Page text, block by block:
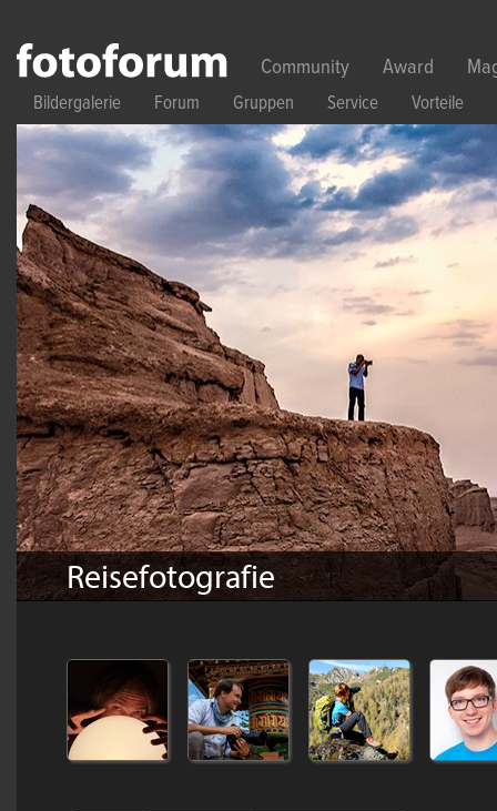
Community Award
Bildergalerie Forum Gruppen Service Vorteile
Reisefotografie